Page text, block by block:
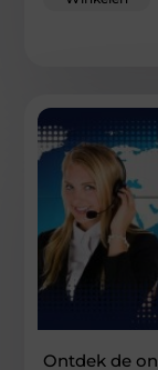
Ontdek de